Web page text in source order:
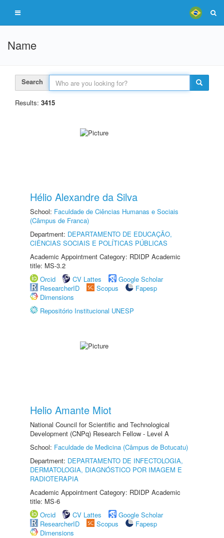
Name
Search
Results: 3415
Hélio Alexandre da Silva
School: Faculdade de Ciências Humanas e Sociais
(Câmpus de Franca)
Department: DEPARTAMENTO DE EDUCAÇÃO,
CIÊNCIAS SOCIAIS E POLÍTICAS PÚBLICAS
Academic Appointment Category: RDIDP Academic
title: MS-3.2
Orcid
CV Lattes
Google Scholar
ResearcherID
Scopus
Fapesp
Dimensions
Repositório Institucional UNESP
Helio Amante Miot
National Council for Scientific and Technological
Development (CNPq) Research Fellow - Level A
School: Faculdade de Medicina (Câmpus de Botucatu)
Department: DEPARTAMENTO DE INFECTOLOGIA,
DERMATOLOGIA, DIAGNÓSTICO POR IMAGEM E
RADIOTERAPIA
Academic Appointment Category: RDIDP Academic
title: MS-6
Orcid
CV Lattes
Google Scholar
ResearcherID
Scopus
Fapesp
Dimensions